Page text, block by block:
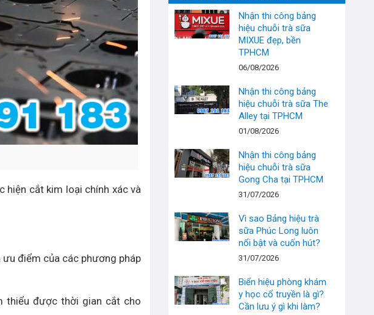
cắt kim loại chính xác và
điểm của các phương pháp
thiểu được thời gian cắt cho
Nhận thi công bảng
hiệu chuỗi trà sữa
MIXUE đẹp, bền
TPHCM
06/08/2026
Nhận thi công bảng
hiệu chuỗi trà sữa The
Alley tại TPHCM
01/08/2026
Nhận thi công bảng
hiệu chuỗi trà sữa
Gong Cha tại TPHCM
31/07/2026
Vì sao Bảng hiệu trà
sữa Phúc Long luôn
nổi bật và cuốn hút?
31/07/2026
Biển hiệu phòng khám
y học cổ truyền là gì?
Cần lưu ý gì khi làm?